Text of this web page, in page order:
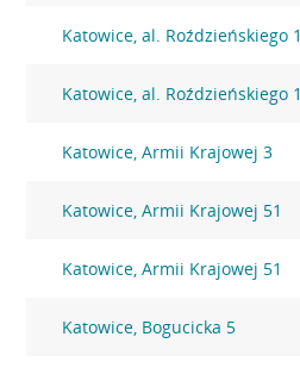
Katowice, al. Roździeńskiego 1
Katowice, al. Roździeńskiego 1
Katowice, Armii Krajowej 3
Katowice, Armii Krajowej 51
Katowice, Armii Krajowej 51
Katowice, Bogucicka 5